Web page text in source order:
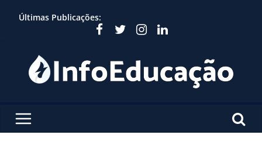
Últimas Publicações: